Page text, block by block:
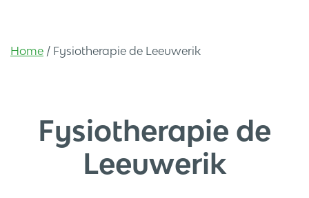
Home / Fysiotherapie de Leeuwerik
Fysiotherapie de
Leeuwerik